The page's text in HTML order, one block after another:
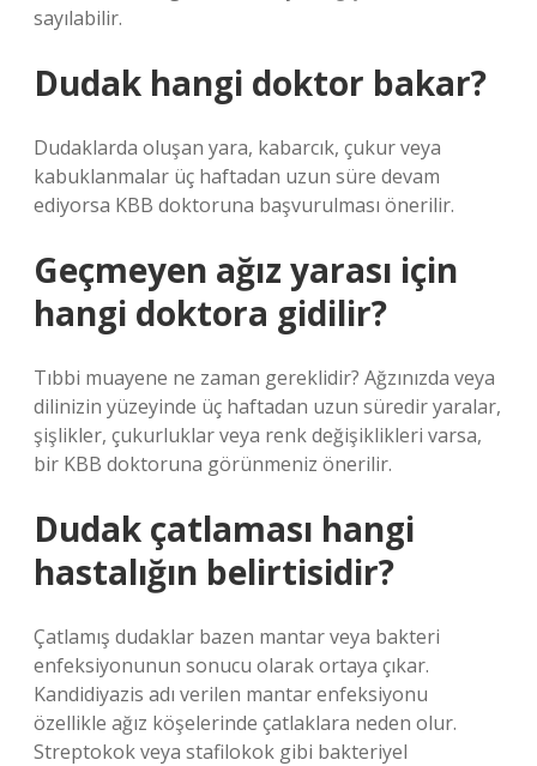
sayılabilir.
Dudak hangi doktor bakar?
Dudaklarda oluşan yara, kabarcık, çukur veya
kabuklanmalar üç haftadan uzun süre devam
ediyorsa KBB doktoruna başvurulması önerilir.
Geçmeyen ağız yarası için
hangi doktora gidilir?
Tıbbi muayene ne zaman gereklidir? Ağzınızda veya
dilinizin yüzeyinde üç haftadan uzun süredir yaralar,
şişlikler, çukurluklar veya renk değişiklikleri varsa,
bir KBB doktoruna görünmeniz önerilir.
Dudak çatlaması hangi
hastalığın belirtisidir?
Çatlamış dudaklar bazen mantar veya bakteri
enfeksiyonunun sonucu olarak ortaya çıkar.
Kandidiyazis adı verilen mantar enfeksiyonu
özellikle ağız köşelerinde çatlaklara neden olur.
Streptokok veya stafilokok gibi bakteriyel